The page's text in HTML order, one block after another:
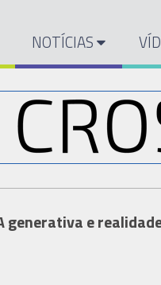
NOTÍCIAS
e realidade